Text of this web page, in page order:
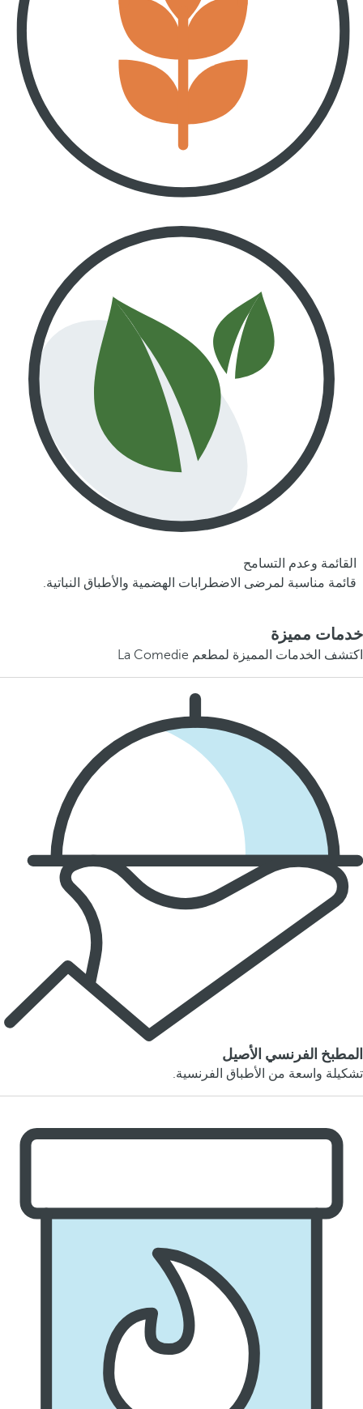
القائمة وعدم التسامح
قائمة مناسبة لمرضى الاضطرابات الهضمية والأطباق النباتية.
خدمات مميزة
اكتشف الخدمات المميزة لمطعم La Comedie
المطبخ الفرنسي الأصيل
تشكيلة واسعة من الأطباق الفرنسية.